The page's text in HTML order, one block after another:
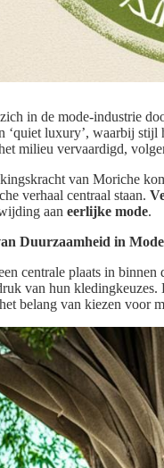
in de mode-industrie
‘quiet luxury’, waarbij
milieu vervaardigd,
van Moriche
verhaal centraal staan.
aan eerlijke mode.
Duurzaamheid in Mode
centrale plaats in
van hun
belang van kiezen voor